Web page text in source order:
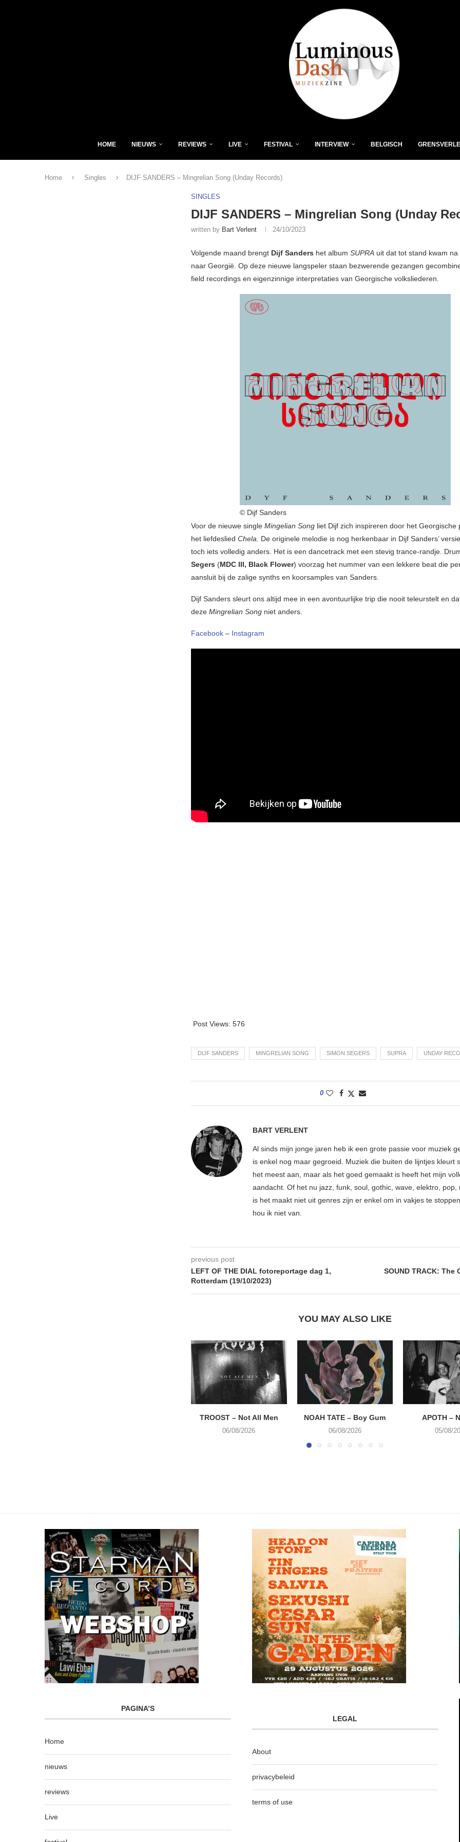
HOME NIEUWS REVIEWS LIVE FESTIVAL INTERVIEW BELGISCH
Home Singles DIJF SANDERS – Mingrelian Song (Unday Records)
SINGLES
DIJF SANDERS – Mingrelian Song (Unday
written by Bart Verlent 24/10/2023
Volgende maand brengt Dijf Sanders het album SUPRA uit dat tot stand kwam na
naar Georgië. Op deze nieuwe langspeler staan bezwerende gezangen
field recordings en eigenzinnige interpretaties van Georgische volksliederen.
© Dijf Sanders
Voor de nieuwe single Mingelian Song liet Dijf zich inspireren door het Georgische
het liefdeslied Chela. De originele melodie is nog herkenbaar in Dijf Sanders’
toch iets volledig anders. Het is een dancetrack met een stevig trance-randje.
Segers (MDC III, Black Flower) voorzag het nummer van een lekkere beat die
aansluit bij de zalige synths en koorsamples van Sanders.
Dijf Sanders sleurt ons altijd mee in een avontuurlijke trip die nooit teleurstelt en
deze Mingrelian Song niet anders.
Facebook – Instagram
Post Views: 576
DIJF SANDERS MINGRELIAN SONG SIMON SEGERS SUPRA UNDAY
0
BART VERLENT
Al sinds mijn jonge jaren heb ik een grote passie voor muziek
is enkel nog maar gegroeid. Muziek die buiten de lijntjes kleurt
het meest aan, maar als het goed gemaakt is heeft het mijn
aandacht. Of het nu jazz, funk, soul, gothic, wave, elektro, pop,
is het maakt niet uit genres zijn er enkel om in vakjes te
hou ik niet van.
previous post
LEFT OF THE DIAL fotoreportage dag 1,
Rotterdam (19/10/2023)
SOUND TRACK: The
YOU MAY ALSO LIKE
TROOST – Not All Men
06/08/2026
NOAH TATE – Boy Gum
06/08/2026
APOTH –
05/08/
PAGINA’S
Home
nieuws
reviews
Live
LEGAL
About
privacybeleid
terms of use